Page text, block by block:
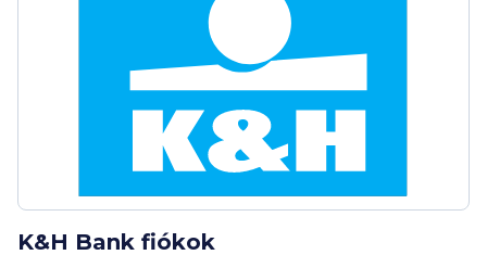
K&H Bank fiókok